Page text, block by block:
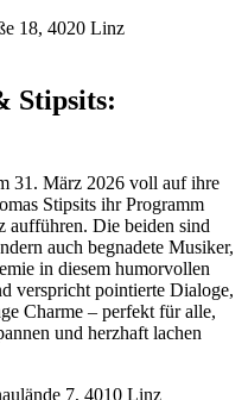
18, 4020 Linz
Stipsits:
31. März 2026 voll auf ihre
Stipsits ihr Programm
Die beiden sind
auch begnadete Musiker,
in diesem humorvollen
verspricht pointierte Dialoge,
Charme – perfekt für alle,
und herzhaft lachen
7, 4010 Linz